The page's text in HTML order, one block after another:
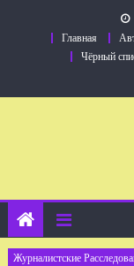
Главная
Чёрный
Журналистские